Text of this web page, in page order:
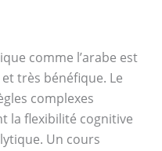
comme l’arabe est
très bénéfique. Le
complexes
la flexibilité cognitive
Un cours